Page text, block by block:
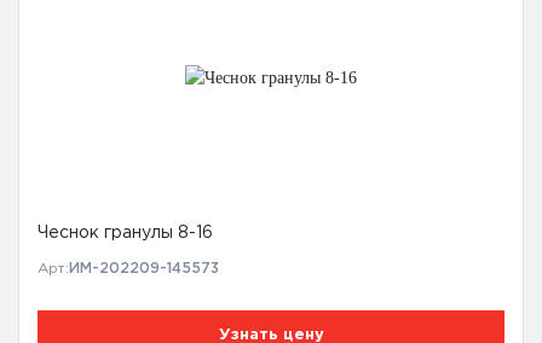
Чеснок гранулы 8-16
Арт: ИМ-202209-145573
Узнать цену